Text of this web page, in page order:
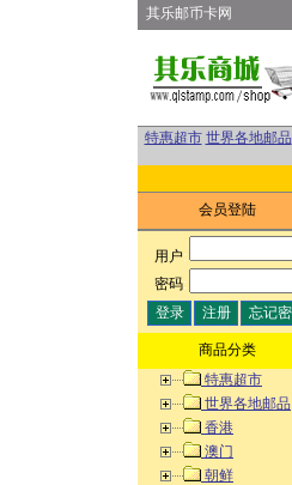
其乐邮币卡网
特惠超市 世界各地邮品
会员登陆
用户:
密码:
商品分类
特惠超市
世界各地邮品
香港
澳门
朝鲜